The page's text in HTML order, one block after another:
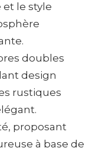
le style
doubles
design
rustiques
proposant
à base de